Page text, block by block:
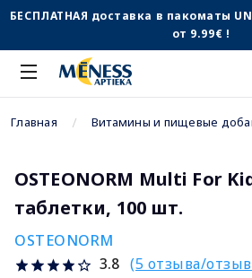
БЕСПЛАТНАЯ доставка в пакоматы
от 9.99€ !
Главная Витамины и пищевые
OSTEONORM Multi For
таблетки, 100 шт.
OSTEONORM
3.8 (5 отзыва/